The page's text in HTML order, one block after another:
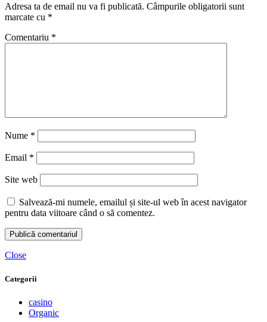
Adresa ta de email nu va fi publicată. Câmpurile obligatorii sunt
marcate cu *
Comentariu *
Nume *
Email *
Site web
Salvează-mi numele, emailul și site-ul web în acest navigator
pentru data viitoare când o să comentez.
Close
Categorii
casino
Organic